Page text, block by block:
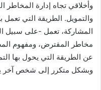
وأخلاقي تجاه إدارة المخاطر
والتمويل. الطريقة التي
المشاركة، تعمل -على سبيل
مخاطر المقترض، ومفهوم
عن الطريقة التي يحول بها
وبشكل متكرر إلى شخص آخر